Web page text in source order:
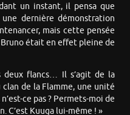
un instant, il pensa que
dernière démonstration
mais cette pensée
Bruno était en effet pleine de
deux flancs… Il s’agit de la
de la Flamme, une unité
ce pas ? Permets-moi de
C’est Kuuga lui-même ! »